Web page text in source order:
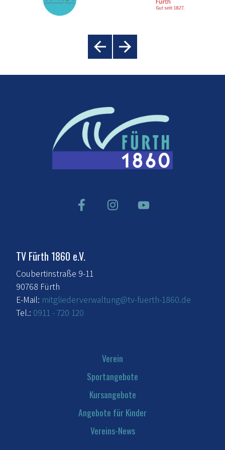
TV Fürth 1860 e.V.
Coubertinstraße 9-11
90768 Fürth
E-Mail: mitgliederverwaltung@tv-fuerth-1860.de
Tel.: 0911 - 720 120
Verein
Sportangebote
Kursangebote
Angebote für Kinder
Vereins-News